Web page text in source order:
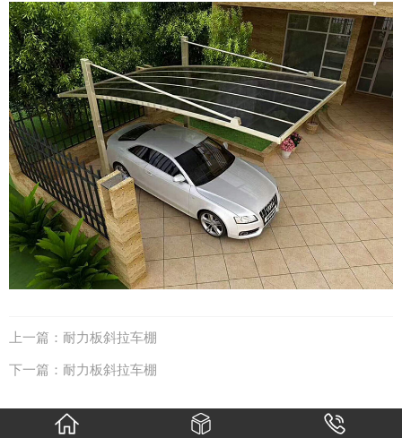
上一篇： 耐力板斜拉车棚
下一篇： 耐力板斜拉车棚